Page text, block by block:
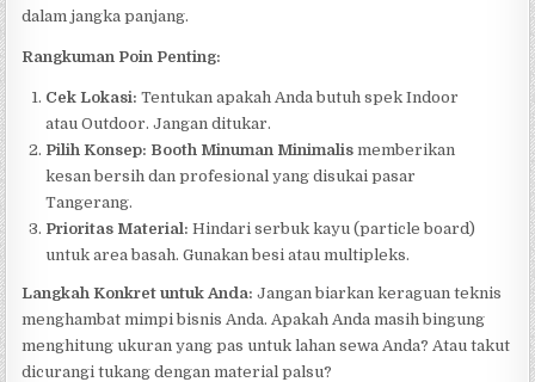
dalam jangka panjang.
Rangkuman Poin Penting:
Cek Lokasi: Tentukan apakah Anda butuh spek Indoor
atau Outdoor. Jangan ditukar.
Pilih Konsep: Booth Minuman Minimalis memberikan
kesan bersih dan profesional yang disukai pasar
Tangerang.
Prioritas Material: Hindari serbuk kayu (particle board)
untuk area basah. Gunakan besi atau multipleks.
Langkah Konkret untuk Anda: Jangan biarkan keraguan teknis
menghambat mimpi bisnis Anda. Apakah Anda masih bingung
menghitung ukuran yang pas untuk lahan sewa Anda? Atau takut
dicurangi tukang dengan material palsu?